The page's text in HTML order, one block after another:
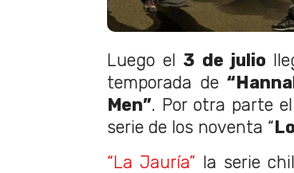
Luego el 3 de julio
temporada de
Men”. Por otra parte el
serie de los noventa “
“La Jauría” la serie